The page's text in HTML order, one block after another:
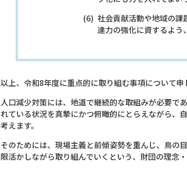
社会貢献活動や地域の課
達力の強化に資するよう
以上、令和8年度に重点的に取り組む事項について申
人口減少対策には、地道で継続的な取組みが必要で
れている状況を真摯にかつ俯瞰的にとらえながら、
考えます。
そのためには、現場主義と前傾姿勢を重んじ、鳥の
限活かしながら取り組んでいくという、財団の理念